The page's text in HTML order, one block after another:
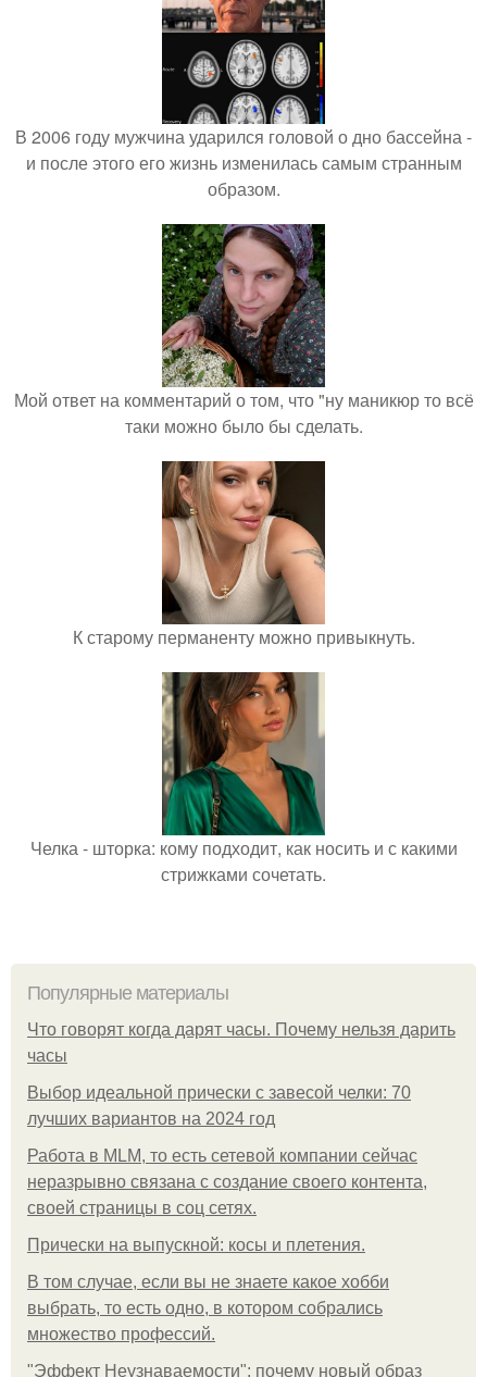
В 2006 году мужчина ударился головой о дно бассейна -
и после этого его жизнь изменилась самым странным
образом.
Мой ответ на комментарий о том, что "ну маникюр то всё
таки можно было бы сделать.
К старому перманенту можно привыкнуть.
Челка - шторка: кому подходит, как носить и с какими
стрижками сочетать.
Популярные материалы
Что говорят когда дарят часы. Почему нельзя дарить
часы
Выбор идеальной прически с завесой челки: 70
лучших вариантов на 2024 год
Работа в MLM, то есть сетевой компании сейчас
неразрывно связана с создание своего контента,
своей страницы в соц сетях.
Прически на выпускной: косы и плетения.
В том случае, если вы не знаете какое хобби
выбрать, то есть одно, в котором собрались
множество профессий.
"Эффект Неузнаваемости": почему новый образ